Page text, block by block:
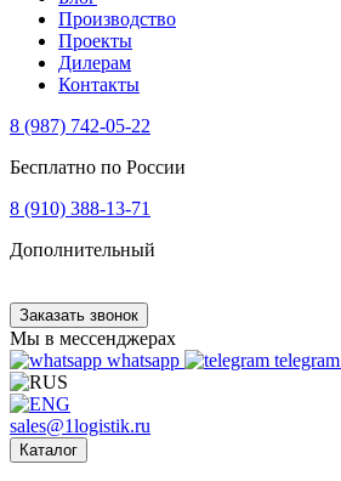
Производство
Проекты
Дилерам
Контакты
8 (987) 742-05-22
Бесплатно по России
8 (910) 388-13-71
Дополнительный
Заказать звонок
Мы в мессенджерах
whatsapp
telegram
sales@1logistik.ru
Каталог